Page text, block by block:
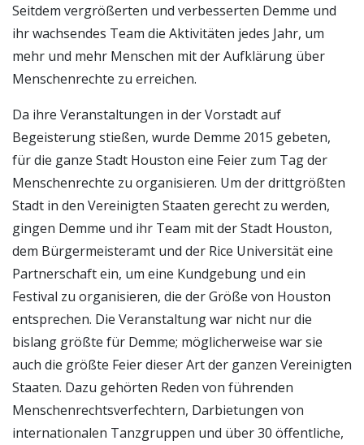
Seitdem vergrößerten und verbesserten Demme und
ihr wachsendes Team die Aktivitäten jedes Jahr, um
mehr und mehr Menschen mit der Aufklärung über
Menschenrechte zu erreichen.
Da ihre Veranstaltungen in der Vorstadt auf
Begeisterung stießen, wurde Demme 2015 gebeten,
für die ganze Stadt Houston eine Feier zum Tag der
Menschenrechte zu organisieren. Um der drittgrößten
Stadt in den Vereinigten Staaten gerecht zu werden,
gingen Demme und ihr Team mit der Stadt Houston,
dem Bürgermeisteramt und der Rice Universität eine
Partnerschaft ein, um eine Kundgebung und ein
Festival zu organisieren, die der Größe von Houston
entsprechen. Die Veranstaltung war nicht nur die
bislang größte für Demme; möglicherweise war sie
auch die größte Feier dieser Art der ganzen Vereinigten
Staaten. Dazu gehörten Reden von führenden
Menschenrechtsverfechtern, Darbietungen von
internationalen Tanzgruppen und über 30 öffentliche,